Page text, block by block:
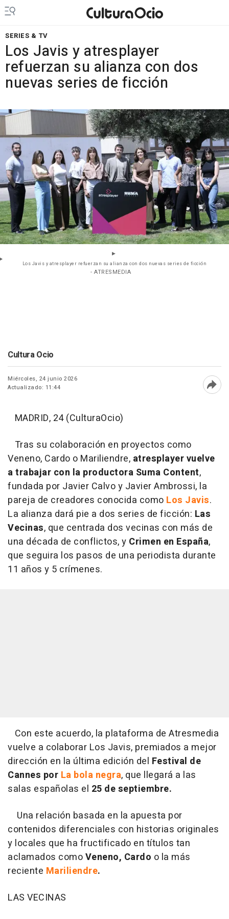
SERIES & TV
Los Javis y atresplayer
refuerzan su alianza con dos
nuevas series de ficción
Los Javis y atresplayer refuerzan su alianza con dos nuevas series de ficción
- ATRESMEDIA
Cultura Ocio
Miércoles, 24 junio 2026
Actualizado: 11:44
MADRID, 24 (CulturaOcio)
Tras su colaboración en proyectos como
Veneno, Cardo o Mariliendre, atresplayer vuelve
a trabajar con la productora Suma Content,
fundada por Javier Calvo y Javier Ambrossi, la
pareja de creadores conocida como Los Javis.
La alianza dará pie a dos series de ficción: Las
Vecinas, que centrada dos vecinas con más de
una década de conflictos, y Crimen en España,
que seguira los pasos de una periodista durante
11 años y 5 crímenes.
Con este acuerdo, la plataforma de Atresmedia
vuelve a colaborar Los Javis, premiados a mejor
dirección en la última edición del Festival de
Cannes por La bola negra, que llegará a las
salas españolas el 25 de septiembre.
Una relación basada en la apuesta por
contenidos diferenciales con historias originales
y locales que ha fructificado en títulos tan
aclamados comoVeneno, Cardo o la más
reciente Mariliendre.
LAS VECINAS